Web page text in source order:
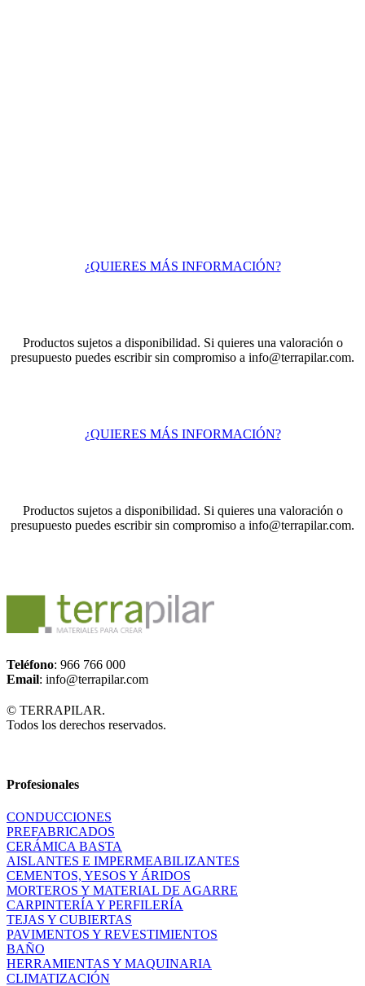
¿QUIERES MÁS INFORMACIÓN?
Productos sujetos a disponibilidad. Si quieres una valoración o
presupuesto puedes escribir sin compromiso a info@terrapilar.com.
¿QUIERES MÁS INFORMACIÓN?
Productos sujetos a disponibilidad. Si quieres una valoración o
presupuesto puedes escribir sin compromiso a info@terrapilar.com.
Teléfono: 966 766 000
Email: info@terrapilar.com
© TERRAPILAR.
Todos los derechos reservados.
Profesionales
CONDUCCIONES
PREFABRICADOS
CERÁMICA BASTA
AISLANTES E IMPERMEABILIZANTES
CEMENTOS, YESOS Y ÁRIDOS
MORTEROS Y MATERIAL DE AGARRE
CARPINTERÍA Y PERFILERÍA
TEJAS Y CUBIERTAS
PAVIMENTOS Y REVESTIMIENTOS
BAÑO
HERRAMIENTAS Y MAQUINARIA
CLIMATIZACIÓN